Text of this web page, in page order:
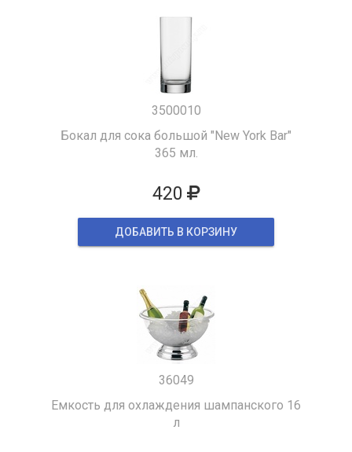
3500010
Бокал для сока большой "New York Bar"
365 мл.
420
ДОБАВИТЬ В КОРЗИНУ
36049
Емкость для охлаждения шампанского 16
л